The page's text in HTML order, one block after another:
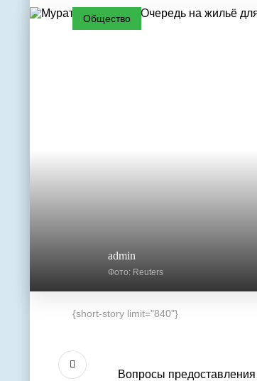
Общество
admin
Фото: Reuters
{short-story limit="840"}
Вопросы